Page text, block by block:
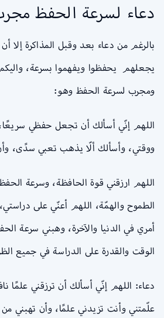
دعاء لسرعة الحفظ
بالرغم من دعاء بعد وقبل المذاكرة إلا
يجعلهم يحفظوا ويفهموا بسرعة،
ومجرب لسرعة الحفظ وهو:
اللهم إنّي أسألك أن تجعل حفظي
ووقتي، وأسألك ألّا يذهب تعبي سدًى،
اللهم ارزقني قوة الحافظة، وسرعة
الطموح والهمّة، اللهم أعنّي على
أمري في الدنيا والآخرة، وهبني سرعة
الوقت والقدرة على الدراسة في جميع
دعاء: اللهم إنّي أسألك أن ترزقني علمًا
علّمتني وأنت تزيدني علمًا، وأن تهبني من